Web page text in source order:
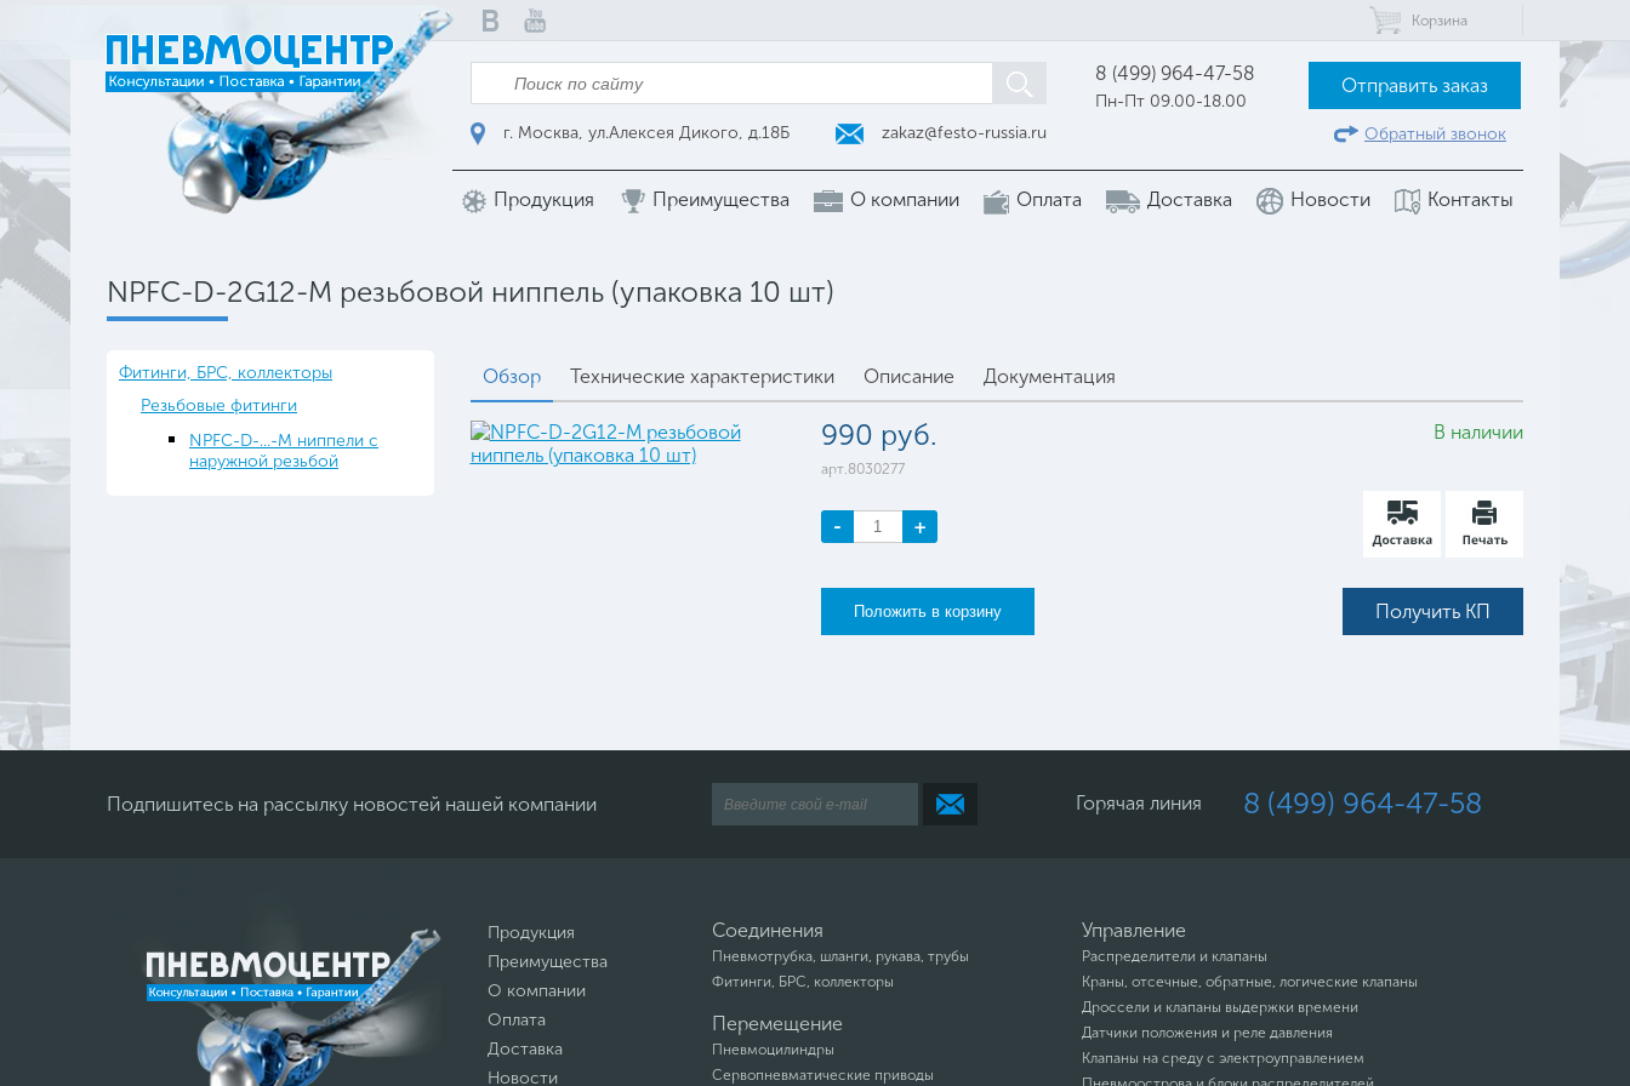
Корзина
г. Москва, ул.Алексея Дикого, д.18Б zakaz@festo-russia.ru
8 (499) 964-47-58
Пн-Пт 09.00-18.00
Отправить заказ
Обратный звонок
Продукция Преимущества О компании Оплата Доставка Новости Контакты
NPFC-D-2G12-M резьбовой ниппель (упаковка 10 шт)
Фитинги, БРС, коллекторы
Резьбовые фитинги
NPFC-D-...-M ниппели с
наружной резьбой
Обзор Технические характеристики Описание Документация
990 руб.
арт.8030277
В наличии
- +
Получить КП
Подпишитесь на рассылку новостей нашей компании Горячая линия 8 (499) 964-47-58
Продукция
Преимущества
О компании
Оплата
Доставка
Новости
Соединения
Пневмотрубка, шланги, рукава, трубы
Фитинги, БРС, коллекторы
Перемещение
Пневмоцилиндры
Сервопневматические приводы
Управление
Распределители и клапаны
Краны, отсечные, обратные, логические клапаны
Дроссели и клапаны выдержки времени
Датчики положения и реле давления
Клапаны на среду с электроуправлением